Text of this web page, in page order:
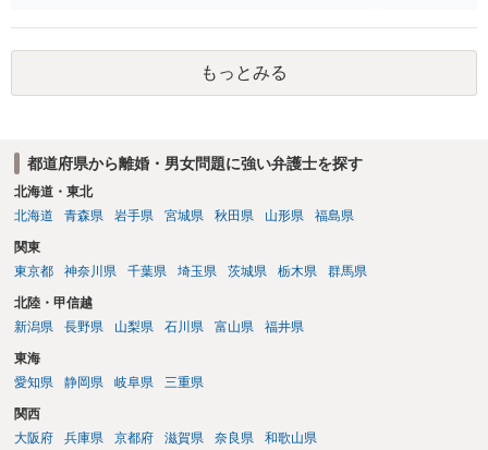
婚する、慰謝料をとるなど）ことができると思われます。 ただし、不
貞発覚後、長期間同居を続けると、不貞を許したとの評価につながる
場合がありますので、ご注意ください。 以上、ご参考まで。
もっとみる
都道府県から離婚・男女問題に強い弁護士を探す
北海道・東北
北海道
青森県 岩手県 宮城県 秋田県 山形県 福島県
関東
東京都
神奈川県 千葉県 埼玉県 茨城県 栃木県 群馬県
北陸・甲信越
新潟県
長野県 山梨県 石川県 富山県 福井県
東海
愛知県
静岡県 岐阜県 三重県
関西
大阪府
兵庫県 京都府 滋賀県 奈良県 和歌山県